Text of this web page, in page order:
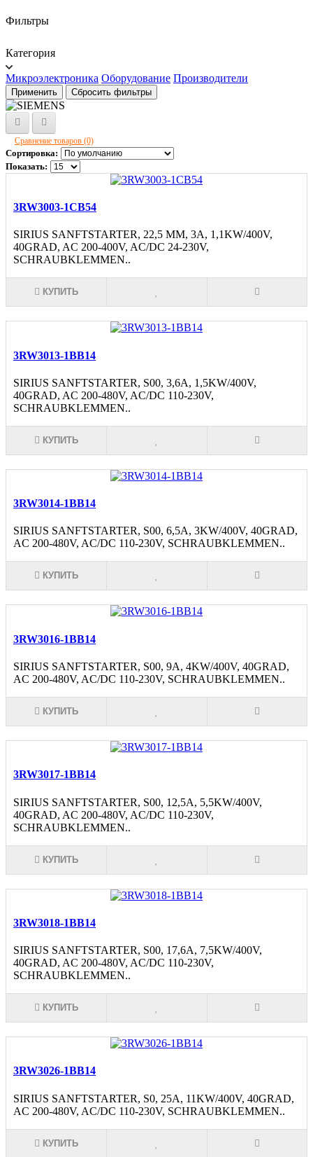
Фильтры
Категория
Микроэлектроника Оборудование Производители
Применить Сбросить фильтры
Сравнение товаров (0)
Сортировка:
Показать:
3RW3003-1CB54
SIRIUS SANFTSTARTER, 22,5 MM, 3A, 1,1KW/400V,
40GRAD, AC 200-400V, AC/DC 24-230V,
SCHRAUBKLEMMEN..
КУПИТЬ
3RW3013-1BB14
SIRIUS SANFTSTARTER, S00, 3,6A, 1,5KW/400V,
40GRAD, AC 200-480V, AC/DC 110-230V,
SCHRAUBKLEMMEN..
КУПИТЬ
3RW3014-1BB14
SIRIUS SANFTSTARTER, S00, 6,5A, 3KW/400V, 40GRAD,
AC 200-480V, AC/DC 110-230V, SCHRAUBKLEMMEN..
КУПИТЬ
3RW3016-1BB14
SIRIUS SANFTSTARTER, S00, 9A, 4KW/400V, 40GRAD,
AC 200-480V, AC/DC 110-230V, SCHRAUBKLEMMEN..
КУПИТЬ
3RW3017-1BB14
SIRIUS SANFTSTARTER, S00, 12,5A, 5,5KW/400V,
40GRAD, AC 200-480V, AC/DC 110-230V,
SCHRAUBKLEMMEN..
КУПИТЬ
3RW3018-1BB14
SIRIUS SANFTSTARTER, S00, 17,6A, 7,5KW/400V,
40GRAD, AC 200-480V, AC/DC 110-230V,
SCHRAUBKLEMMEN..
КУПИТЬ
3RW3026-1BB14
SIRIUS SANFTSTARTER, S0, 25A, 11KW/400V, 40GRAD,
AC 200-480V, AC/DC 110-230V, SCHRAUBKLEMMEN..
КУПИТЬ